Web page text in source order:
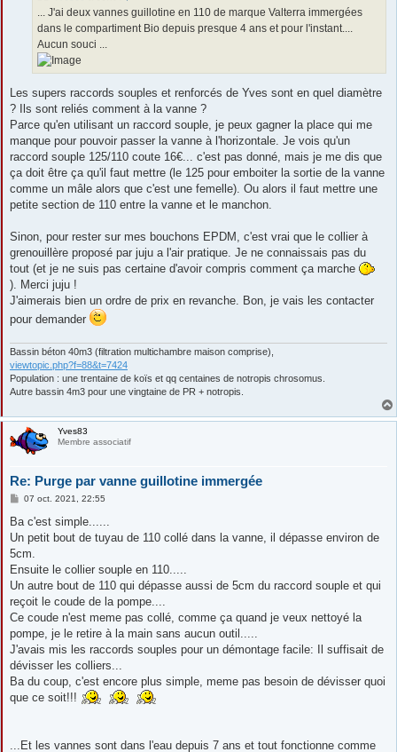
... J'ai deux vannes guillotine en 110 de marque Valterra immergées
dans le compartiment Bio depuis presque 4 ans et pour l'instant....
Aucun souci ...
Les supers raccords souples et renforcés de Yves sont en quel diamètre
? Ils sont reliés comment à la vanne ?
Parce qu'en utilisant un raccord souple, je peux gagner la place qui me
manque pour pouvoir passer la vanne à l'horizontale. Je vois qu'un
raccord souple 125/110 coute 16€... c'est pas donné, mais je me dis que
ça doit être ça qu'il faut mettre (le 125 pour emboiter la sortie de la vanne
comme un mâle alors que c'est une femelle). Ou alors il faut mettre une
petite section de 110 entre la vanne et le manchon.
Sinon, pour rester sur mes bouchons EPDM, c'est vrai que le collier à
grenouillère proposé par juju a l'air pratique. Je ne connaissais pas du
tout (et je ne suis pas certaine d'avoir compris comment ça marche
). Merci juju !
J'aimerais bien un ordre de prix en revanche. Bon, je vais les contacter
pour demander
Bassin béton 40m3 (filtration multichambre maison comprise),
viewtopic.php?f=88&t=7424
Population : une trentaine de koïs et qq centaines de notropis chrosomus.
Autre bassin 4m3 pour une vingtaine de PR + notropis.
Yves83
Membre associatif
Re: Purge par vanne guillotine immergée
M
s
a
g
07 oct. 2021, 22:55
Ba c'est simple......
Un petit bout de tuyau de 110 collé dans la vanne, il dépasse environ de
5cm.
Ensuite le collier souple en 110.....
Un autre bout de 110 qui dépasse aussi de 5cm du raccord souple et qui
reçoit le coude de la pompe....
Ce coude n'est meme pas collé, comme ça quand je veux nettoyé la
pompe, je le retire à la main sans aucun outil.....
J'avais mis les raccords souples pour un démontage facile: Il suffisait de
dévisser les colliers...
Ba du coup, c'est encore plus simple, meme pas besoin de dévisser quoi
que ce soit!!!
...Et les vannes sont dans l'eau depuis 7 ans et tout fonctionne comme